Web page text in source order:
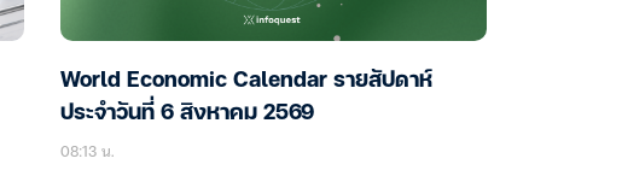
World Economic Calendar รายสัปดาห์
ประจำวันที่ 6 สิงหาคม 2569
08:13 น.